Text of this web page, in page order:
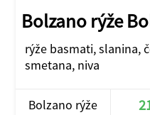
Bolzano rýže
rýže basmati, slanina,
smetana, niva
Bolzano rýže